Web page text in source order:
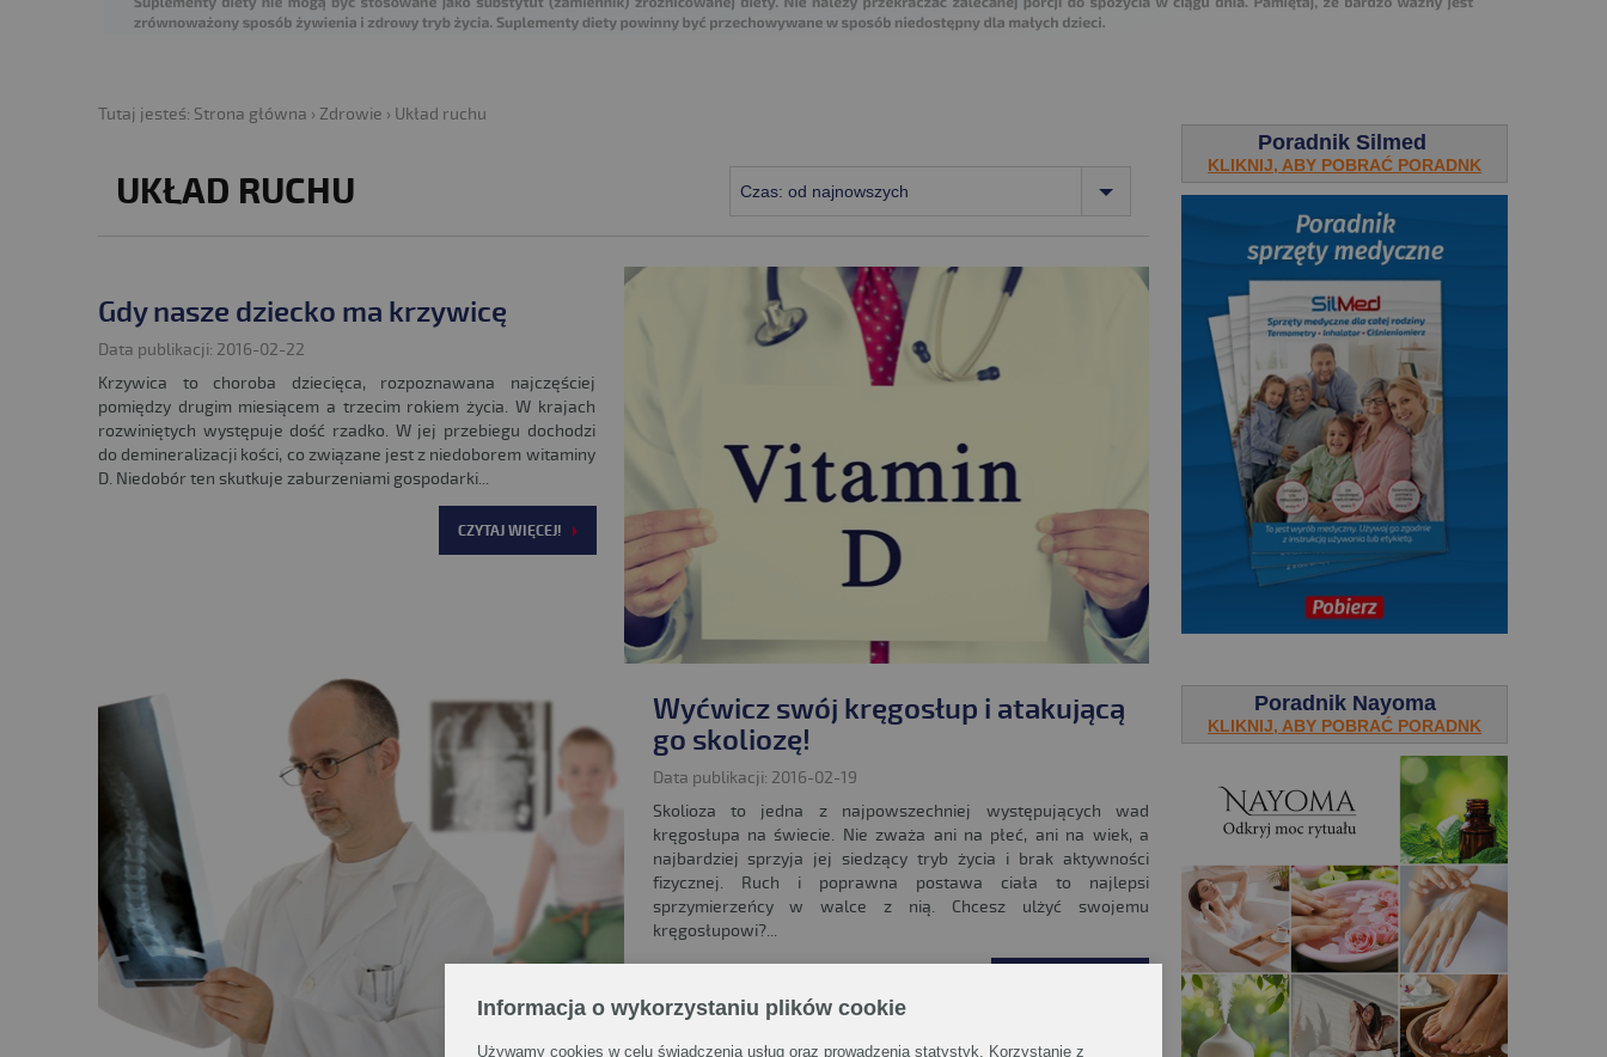
Tutaj jesteś: Strona główna › Zdrowie › Układ ruchu
UKŁAD RUCHU Czas: od najnowszych
Gdy nasze dziecko ma krzywicę
Data publikacji: 2016-02-22
Krzywica to choroba dziecięca, rozpoznawana najczęściej
pomiędzy drugim miesiącem a trzecim rokiem życia. W krajach
rozwiniętych występuje dość rzadko. W jej przebiegu dochodzi
do demineralizacji kości, co związane jest z niedoborem witaminy
D. Niedobór ten skutkuje zaburzeniami gospodarki...
CZYTAJ WIĘCEJ!
Wyćwicz swój kręgosłup i atakującą
go skoliozę!
Data publikacji: 2016-02-19
Skolioza to jedna z najpowszechniej występujących wad
kręgosłupa na świecie. Nie zważa ani na płeć, ani na wiek, a
najbardziej sprzyja jej siedzący tryb życia i brak aktywności
fizycznej. Ruch i poprawna postawa ciała to najlepsi
sprzymierzeńcy w walce z nią. Chcesz ulżyć swojemu
kręgosłupowi?...
Poradnik Silmed
KLIKNIJ, ABY POBRAĆ PORADNK
Poradnik Nayoma
KLIKNIJ, ABY POBRAĆ PORADNK
Informacja o wykorzystaniu plików cookie
Używamy cookies w celu świadczenia usług oraz prowadzenia statystyk. Korzystanie z